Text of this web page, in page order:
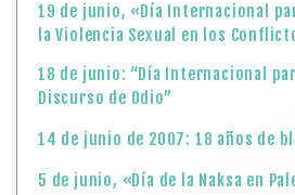
19 de junio, «Día Internacional
la Violencia Sexual en los
18 de junio: “Día Internacional
Discurso de Odio”
14 de junio de 2007: 18 años de
5 de junio, «Día de la Naksa en